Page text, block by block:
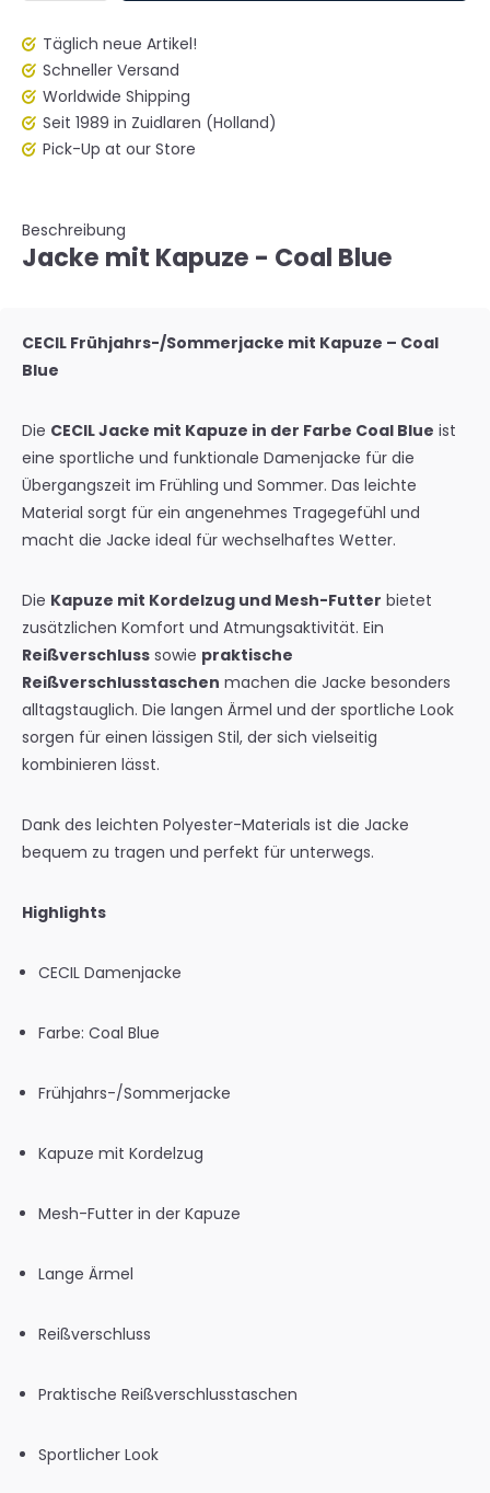
Täglich neue Artikel!
Schneller Versand
Worldwide Shipping
Seit 1989 in Zuidlaren (Holland)
Pick-Up at our Store
Beschreibung
Jacke mit Kapuze - Coal Blue
CECIL Frühjahrs-/Sommerjacke mit Kapuze – Coal
Blue
Die CECIL Jacke mit Kapuze in der Farbe Coal Blue ist
eine sportliche und funktionale Damenjacke für die
Übergangszeit im Frühling und Sommer. Das leichte
Material sorgt für ein angenehmes Tragegefühl und
macht die Jacke ideal für wechselhaftes Wetter.
Die Kapuze mit Kordelzug und Mesh-Futter bietet
zusätzlichen Komfort und Atmungsaktivität. Ein
Reißverschluss sowie praktische
Reißverschlusstaschen machen die Jacke besonders
alltagstauglich. Die langen Ärmel und der sportliche Look
sorgen für einen lässigen Stil, der sich vielseitig
kombinieren lässt.
Dank des leichten Polyester-Materials ist die Jacke
bequem zu tragen und perfekt für unterwegs.
Highlights
CECIL Damenjacke
Farbe: Coal Blue
Frühjahrs-/Sommerjacke
Kapuze mit Kordelzug
Mesh-Futter in der Kapuze
Lange Ärmel
Reißverschluss
Praktische Reißverschlusstaschen
Sportlicher Look